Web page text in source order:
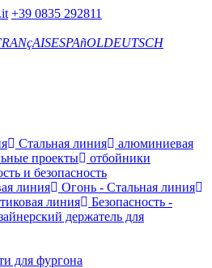
+39 0835 292811
ESPAñOLDEUTSCH
Стальная линия
алюминиевая
проекты
отбойники
и безопасность
линия
Огонь - Стальная линия
линия
Безопасность -
держатель для
для фургона